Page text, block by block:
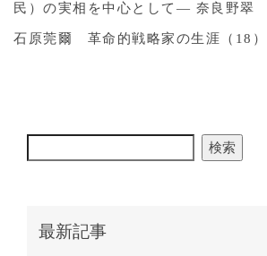
民）の実相を中心として― 奈良野翠
石原莞爾 革命的戦略家の生涯（18）
検索
最新記事